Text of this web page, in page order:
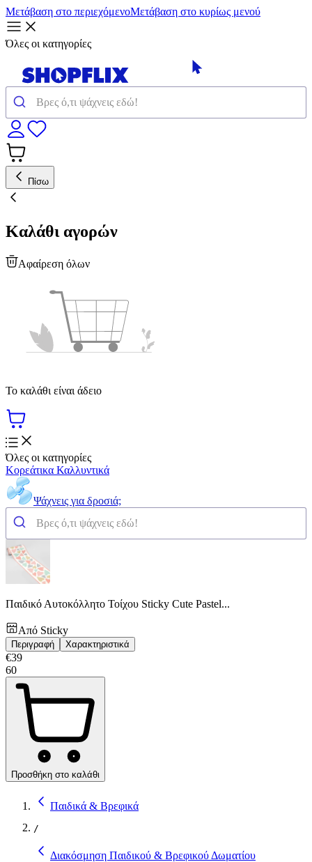
Μετάβαση στο περιεχόμενοΜετάβαση στο κυρίως μενού
Όλες οι κατηγορίες
Πίσω
Καλάθι αγορών
Αφαίρεση όλων
Το καλάθι είναι άδειο
Όλες οι κατηγορίες
Κορεάτικα Καλλυντικά
Ψάχνεις για δροσιά;
Παιδικό Αυτοκόλλητο Τοίχου Sticky Cute Pastel...
Από Sticky
Περιγραφή Χαρακτηριστικά
€39
60
Προσθήκη στο καλάθι
Παιδικά & Βρεφικά
/
Διακόσμηση Παιδικού & Βρεφικού Δωματίου